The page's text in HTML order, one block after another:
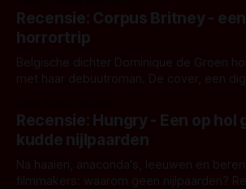
'Skeletons', een nieuwe creature feature
opnames zijn gestart in Australië.
Recensie: Corpus Britney -
horrortrip
Belgische dichter Dominique de Groen
met haar debuutroman. De cover, een
achtergrond, belooft iets kleurrijks maar
iets ongrijpbaars. En dat maakt De Groen
waar.
Recensie: Hungry - Een op hol
kudde nijlpaarden
Na haaien, anaconda's, leeuwen en
filmmakers: waarom geen nijlpaarden?